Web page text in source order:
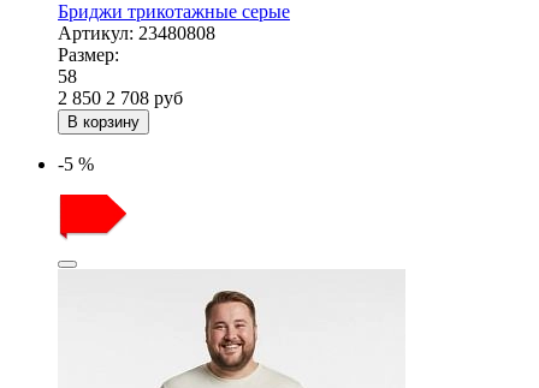
Бриджи трикотажные серые
Артикул: 23480808
Размер:
58
2 850 2 708 руб
В корзину
-5 %